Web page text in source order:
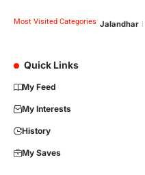
Most Visited Categories Jalandhar
Quick Links
My Feed
My Interests
History
My Saves